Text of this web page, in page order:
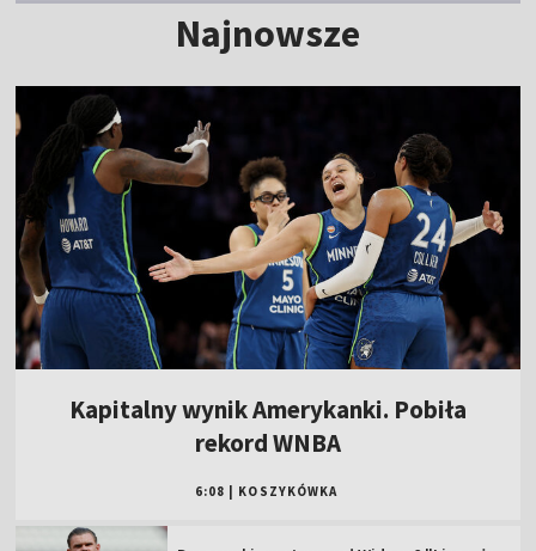
Najnowsze
Kapitalny wynik Amerykanki. Pobiła
rekord WNBA
6:08 KOSZYKÓWKA